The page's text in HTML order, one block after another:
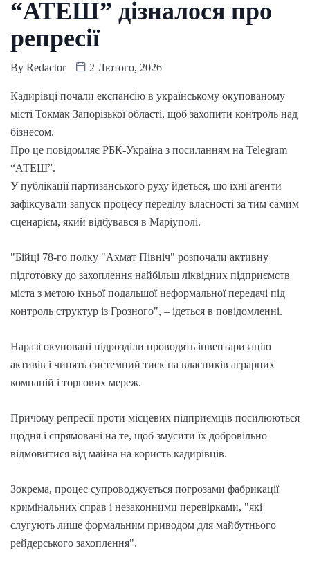
“АТЕШ” дізналося про
репресії
By Redactor 2 Лютого, 2026
Кадирівці почали експансію в українському окупованому
місті Токмак Запорізької області, щоб захопити контроль над
бізнесом.
Про це повідомляє РБК-Україна з посиланням на Telegram
“АТЕШ”.
У публікації партизанського руху йдеться, що їхні агенти
зафіксували запуск процесу переділу власності за тим самим
сценарієм, який відбувався в Маріуполі.
"Бійці 78-го полку "Ахмат Північ" розпочали активну
підготовку до захоплення найбільш ліквідних підприємств
міста з метою їхньої подальшої неформальної передачі під
контроль структур із Грозного", – ідеться в повідомленні.
Наразі окуповані підрозділи проводять інвентаризацію
активів і чинять системний тиск на власників аграрних
компаній і торгових мереж.
Причому репресії проти місцевих підприємців посилюються
щодня і спрямовані на те, щоб змусити їх добровільно
відмовитися від майна на користь кадирівців.
Зокрема, процес супроводжується погрозами фабрикації
кримінальних справ і незаконними перевірками, "які
слугують лише формальним приводом для майбутнього
рейдерського захоплення".